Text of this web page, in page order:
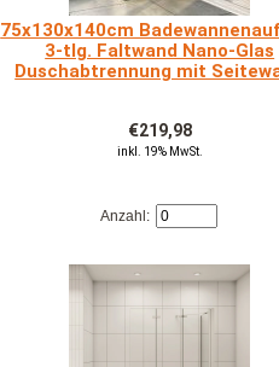
75x130x140cm
3-tlg. Faltwand Nano-Glas
Duschabtrennung mit
€219,98
inkl. 19% MwSt.
Anzahl: